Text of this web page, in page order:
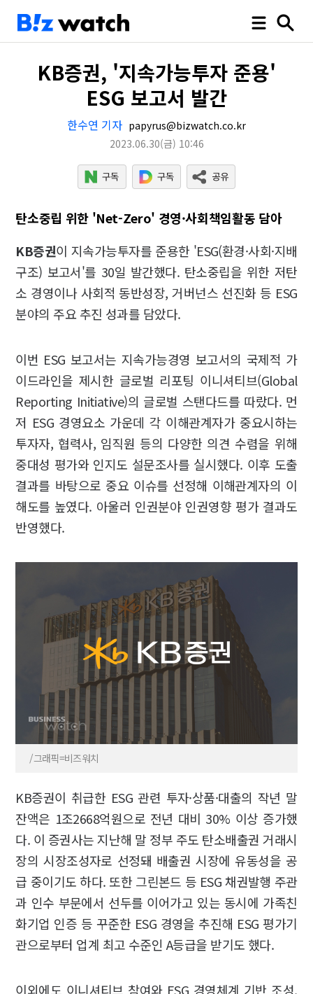
KB증권, '지속가능투자 준용'
ESG 보고서 발간
한수연 기자 papyrus@bizwatch.co.kr
2023.06.30(금) 10:46
탄소중립 위한 'Net-Zero' 경영·사회책임활동 담아
KB증권이 지속가능투자를 준용한 'ESG(환경·사회·지배
구조) 보고서'를 30일 발간했다. 탄소중립을 위한 저탄
소 경영이나 사회적 동반성장, 거버넌스 선진화 등 ESG
분야의 주요 추진 성과를 담았다.
이번 ESG 보고서는 지속가능경영 보고서의 국제적 가
이드라인을 제시한 글로벌 리포팅 이니셔티브(Global
Reporting Initiative)의 글로벌 스탠다드를 따랐다. 먼
저 ESG 경영요소 가운데 각 이해관계자가 중요시하는
투자자, 협력사, 임직원 등의 다양한 의견 수렴을 위해
중대성 평가와 인지도 설문조사를 실시했다. 이후 도출
결과를 바탕으로 중요 이슈를 선정해 이해관계자의 이
해도를 높였다. 아울러 인권분야 인권영향 평가 결과도
반영했다.
/그래픽=비즈워치
KB증권이 취급한 ESG 관련 투자·상품·대출의 작년 말
잔액은 1조2668억원으로 전년 대비 30% 이상 증가했
다. 이 증권사는 지난해 말 정부 주도 탄소배출권 거래시
장의 시장조성자로 선정돼 배출권 시장에 유동성을 공
급 중이기도 하다. 또한 그린본드 등 ESG 채권발행 주관
과 인수 부문에서 선두를 이어가고 있는 동시에 가족친
화기업 인증 등 꾸준한 ESG 경영을 추진해 ESG 평가기
관으로부터 업계 최고 수준인 A등급을 받기도 했다.
이외에도 이니셔티브 참여와 ESG 경영체계 기반 조성,